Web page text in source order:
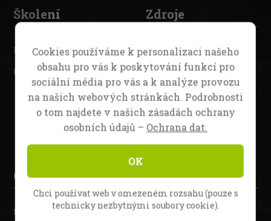
Školení
Fire Camp 26
Evangelism Bootcamp
Zdroje
Série Full Flame
Videa
Biblické studie
Misijní zpravodaj
O nás
Daniel Kolenda
Sledujte nás
Cookies používáme k personalizaci našeho
obsahu pro vás k poskytování funkcí pro
sociální média pro vás a k analýze provozu
na našich webových stránkách. Podrobnosti
o tom najdete v našich zásadách ochrany
osobních údajů – Ochrana dat.
OK
Chci používat web v omezeném rozsahu (pouze s
technicky nezbytnými soubory cookie).